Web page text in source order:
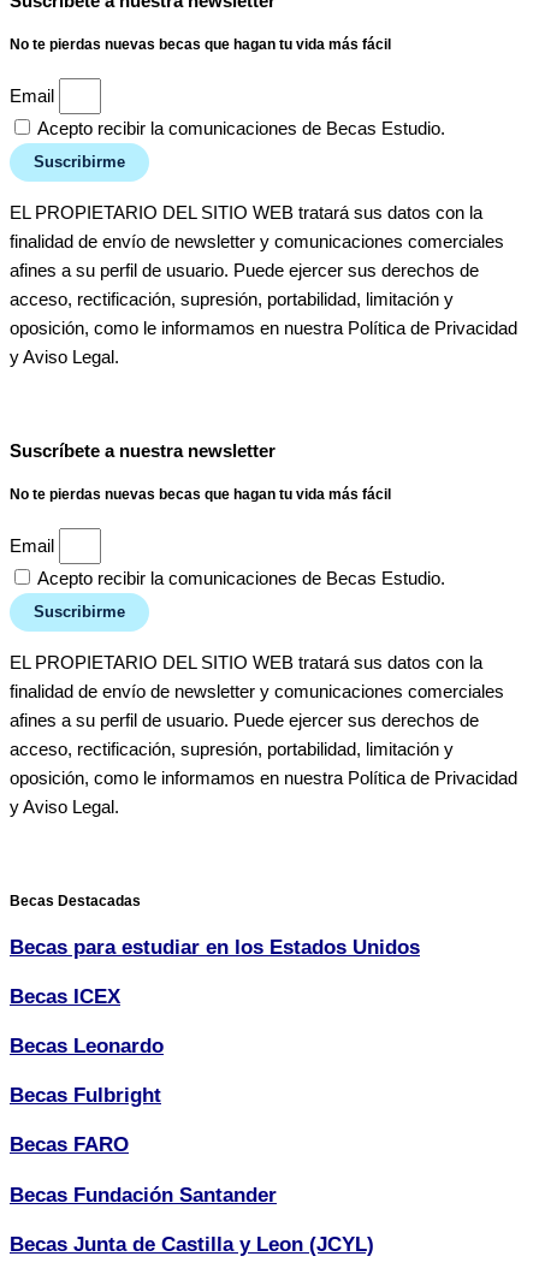
No te pierdas nuevas becas que hagan tu vida más fácil
Email
Acepto recibir la comunicaciones de Becas Estudio.
Suscribirme
EL PROPIETARIO DEL SITIO WEB tratará sus datos con la
finalidad de envío de newsletter y comunicaciones comerciales
afines a su perfil de usuario. Puede ejercer sus derechos de
acceso, rectificación, supresión, portabilidad, limitación y
oposición, como le informamos en nuestra Política de Privacidad
y Aviso Legal.
Suscríbete a nuestra newsletter
No te pierdas nuevas becas que hagan tu vida más fácil
Email
Acepto recibir la comunicaciones de Becas Estudio.
Suscribirme
EL PROPIETARIO DEL SITIO WEB tratará sus datos con la
finalidad de envío de newsletter y comunicaciones comerciales
afines a su perfil de usuario. Puede ejercer sus derechos de
acceso, rectificación, supresión, portabilidad, limitación y
oposición, como le informamos en nuestra Política de Privacidad
y Aviso Legal.
Becas Destacadas
Becas para estudiar en los Estados Unidos
Becas ICEX
Becas Leonardo
Becas Fulbright
Becas FARO
Becas Fundación Santander
Becas Junta de Castilla y Leon (JCYL)